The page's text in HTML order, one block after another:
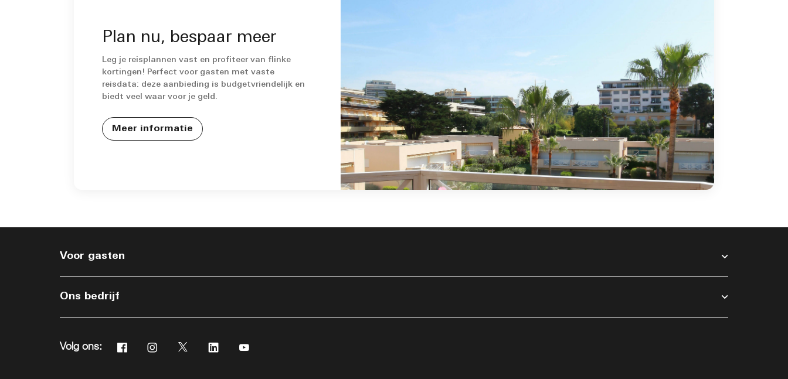
Plan nu, bespaar meer
Leg je reisplannen vast en profiteer van flinke
kortingen! Perfect voor gasten met vaste
reisdata: deze aanbieding is budgetvriendelijk en
biedt veel waar voor je geld.
Meer informatie
Voor gasten
Ons bedrijf
Volg ons: FacebookInstagramTwitter Linkedin